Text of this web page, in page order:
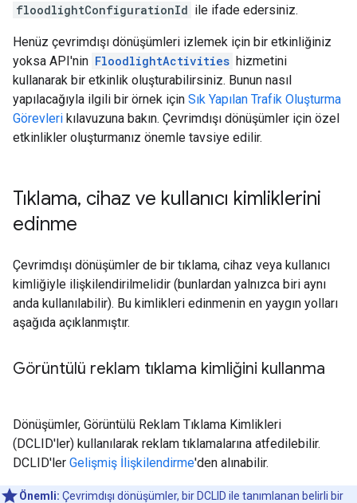
floodlightConfigurationId ile ifade edersiniz.
Henüz çevrimdışı dönüşümleri izlemek için bir etkinliğiniz
yoksa API'nin FloodlightActivities hizmetini
kullanarak bir etkinlik oluşturabilirsiniz. Bunun nasıl
yapılacağıyla ilgili bir örnek için Sık Yapılan Trafik Oluşturma
Görevleri kılavuzuna bakın. Çevrimdışı dönüşümler için özel
etkinlikler oluşturmanız önemle tavsiye edilir.
Tıklama, cihaz ve kullanıcı kimliklerini
edinme
Çevrimdışı dönüşümler de bir tıklama, cihaz veya kullanıcı
kimliğiyle ilişkilendirilmelidir (bunlardan yalnızca biri aynı
anda kullanılabilir). Bu kimlikleri edinmenin en yaygın yolları
aşağıda açıklanmıştır.
Görüntülü reklam tıklama kimliğini kullanma
Dönüşümler, Görüntülü Reklam Tıklama Kimlikleri
(DCLID'ler) kullanılarak reklam tıklamalarına atfedilebilir.
DCLID'ler Gelişmiş İlişkilendirme'den alınabilir.
Önemli: Çevrimdışı dönüşümler, bir DCLID ile tanımlanan belirli bir